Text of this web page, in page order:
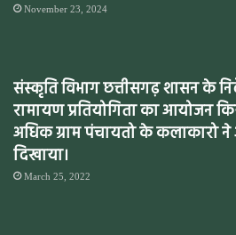
November 23, 2024
संस्कृति विभाग छत्तीसगढ़ शासन के
रामायण प्रतियोगिता का आयोजन
अधिक ग्राम पंचायतो के कलाकारो
दिखाया।
March 25, 2022